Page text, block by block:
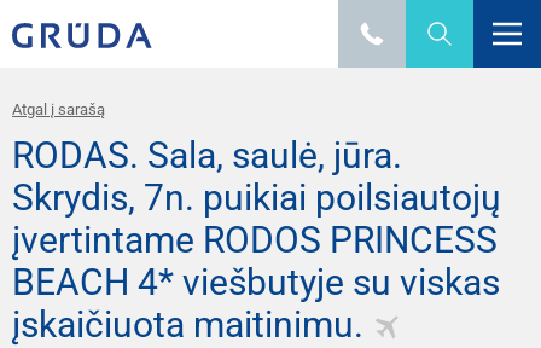
Atgal į sarašą
RODAS. Sala, saulė, jūra.
Skrydis, 7n. puikiai poilsiautojų
įvertintame RODOS PRINCESS
BEACH 4* viešbutyje su viskas
įskaičiuota maitinimu.